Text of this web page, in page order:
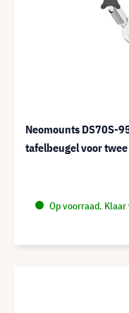
Neomounts DS70S-
tafelbeugel voor
Op voorraad.